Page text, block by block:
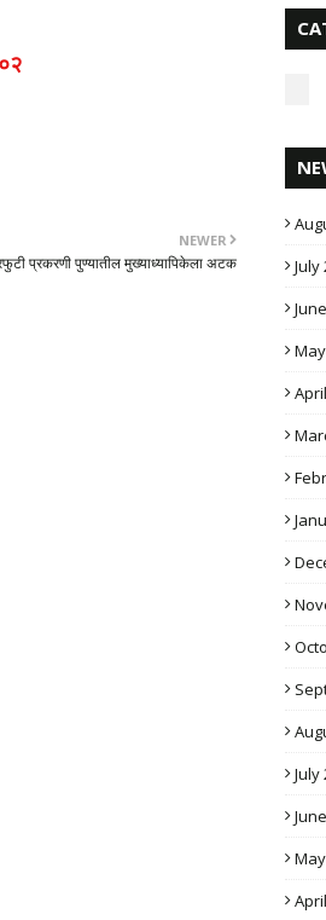
NEWER
प्रकरणी पुण्यातील मुख्याध्यापिकेला अटक July
July